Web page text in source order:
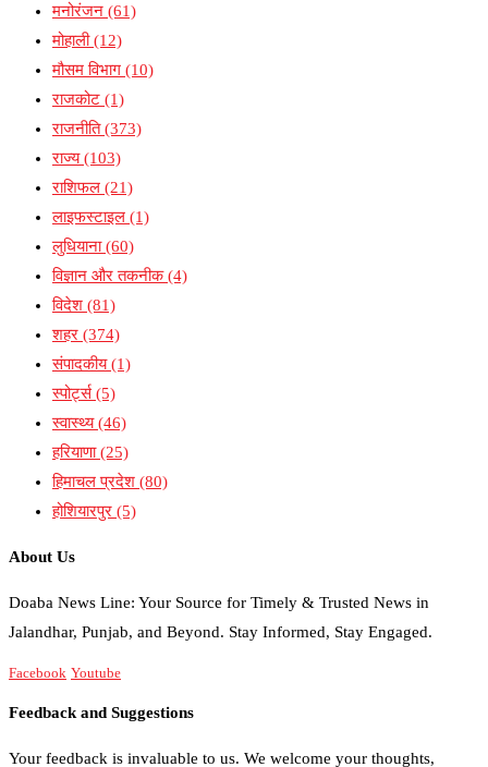
मनोरंजन (61)
मोहाली(12)
मौसम विभाग (10)
राजकोट (1)
राजनीति(373)
राज्य(103)
राशिफल (21)
लाइफस्टाइल (1)
लुधियाना(60)
विज्ञान और तकनीक(4)
विदेश (81)
शहर (374)
संपादकीय(1)
स्पोर्ट्स(5)
स्वास्थ्य(46)
हरियाणा(25)
हिमाचल प्रदेश (80)
होशियारपुर (5)
About Us
Doaba News Line: Your Source for Timely & Trusted News in
Jalandhar, Punjab, and Beyond. Stay Informed, Stay Engaged.
Facebook Youtube
Feedback and Suggestions
Your feedback is invaluable to us. We welcome your thoughts,